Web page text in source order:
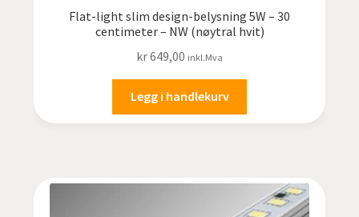
Flat-light slim design-belysning 5W – 30
centimeter – NW (nøytral hvit)
kr649,00 inkl.Mva
Legg i handlekurv